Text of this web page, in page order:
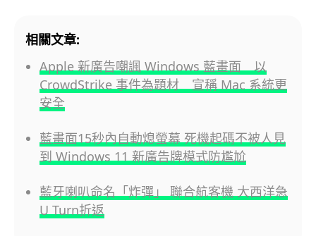
相關文章:
Apple 新廣告嘲諷 Windows 藍畫面 以
CrowdStrike 事件為題材 宣稱 Mac 系統更
安全
藍畫面15秒內自動熄螢幕 死機起碼不被人見
到 Windows 11 新廣告牌模式防尷尬
藍牙喇叭命名「炸彈」 聯合航客機 大西洋急
U Turn折返